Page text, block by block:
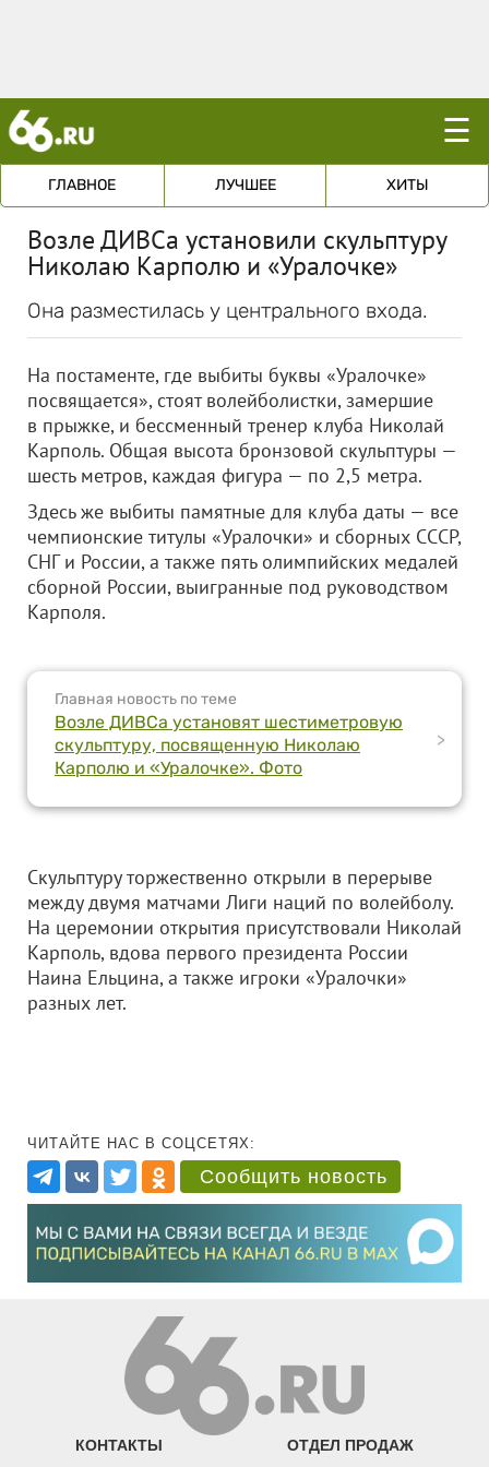
☰
ГЛАВНОЕ ЛУЧШЕЕ ХИТЫ
Возле ДИВСа установили скульптуру
Николаю Карполю и «Уралочке»
Она разместилась у центрального входа.
На постаменте, где выбиты буквы «Уралочке»
посвящается», стоят волейболистки, замершие
в прыжке, и бессменный тренер клуба Николай
Карполь. Общая высота бронзовой скульптуры —
шесть метров, каждая фигура — по 2,5 метра.
Здесь же выбиты памятные для клуба даты — все
чемпионские титулы «Уралочки» и сборных СССР,
СНГ и России, а также пять олимпийских медалей
сборной России, выигранные под руководством
Карполя.
Главная новость по теме
Возле ДИВСа установят шестиметровую
скульптуру, посвященную Николаю
Карполю и «Уралочке». Фото
>
Скульптуру торжественно открыли в перерыве
между двумя матчами Лиги наций по волейболу.
На церемонии открытия присутствовали Николай
Карполь, вдова первого президента России
Наина Ельцина, а также игроки «Уралочки»
разных лет.
ЧИТАЙТЕ НАС В СОЦСЕТЯХ:
Сообщить новость
КОНТАКТЫ ОТДЕЛ ПРОДАЖ